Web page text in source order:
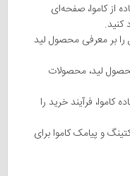
از کاموا، صفحه‌ای
کنید.
را بر معرفی محصول لید
لید، محصولات
کاموا، فرآیند خرید را
و پیامک کاموا برای